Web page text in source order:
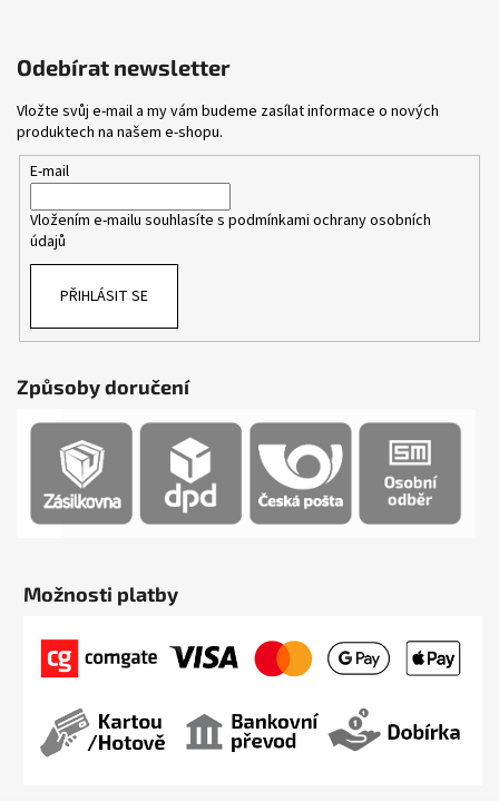
Odebírat newsletter
Vložte svůj e-mail a my vám budeme zasílat informace o nových
produktech na našem e-shopu.
E-mail
Vložením e-mailu souhlasíte s podmínkami ochrany osobních
údajů
PŘIHLÁSIT SE
Způsoby doručení
Možnosti platby